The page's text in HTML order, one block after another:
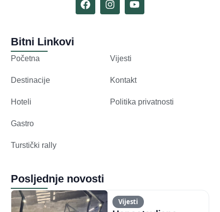
Bitni Linkovi
Početna
Destinacije
Hoteli
Gastro
Turstički rally
Vijesti
Kontakt
Politika privatnosti
Posljednje novosti
Vijesti